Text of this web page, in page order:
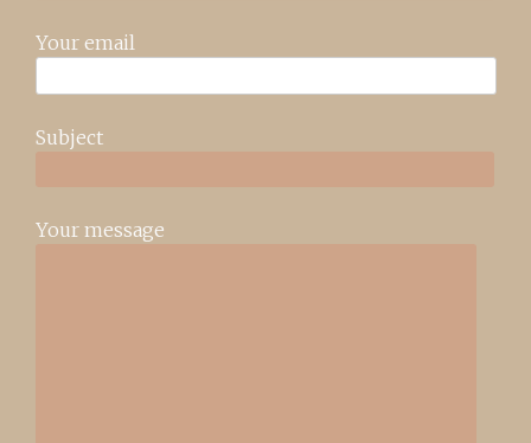
Your email
Subject
Your message